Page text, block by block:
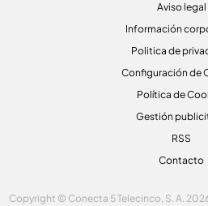
Aviso legal
Información
Politica de
Configuración de
Política de
Gestión
RSS
Contacto
Copyright © Conecta 5 Telecinco, S. A.